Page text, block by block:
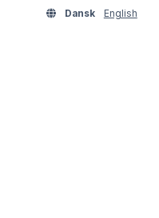
Dansk
English